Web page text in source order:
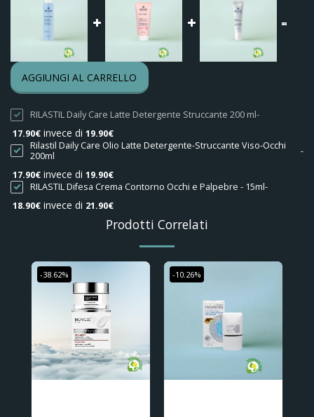
=
AGGIUNGI AL CARRELLO
RILASTIL Daily Care Latte Detergente Struccante 200 ml-
17.90€ invece di 19.90€
Rilastil Daily Care Olio Latte Detergente-Struccante Viso-Occhi
200ml
-
17.90€ invece di 19.90€
RILASTIL Difesa Crema Contorno Occhi e Palpebre - 15ml-
18.90€ invece di 21.90€
Prodotti Correlati
-38.62% -10.26%